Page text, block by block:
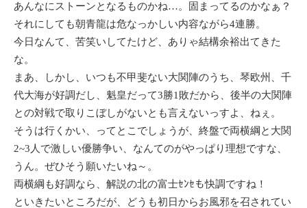
あんなにストーンとなるものかね…。固まってるのかなぁ？
それにしても朝青龍は危なっかしい内容ながら4連勝。
今日なんて、苦笑いしてたけど、ありゃ結構余裕出てきた
な。
まあ、しかし、いつも不甲斐ない大関陣のうち、琴欧州、千
代大海が好調だし、魁皇だって3勝1敗だから、後半の大関陣
との対戦で取りこぼしがないとも言えないっすよ、ねぇ。
そうは行くかい、ってとこでしょうが、終盤で両横綱と大関
2~3人で激しい優勝争い、なんてのがやっぱり理想ですな、
うん。ぜひそう願いたいね～。
両横綱も好調なら、解説の北の富士ｾﾝｾも快調ですね！
といきたいところだが、どうも初日からお風邪を召されてい